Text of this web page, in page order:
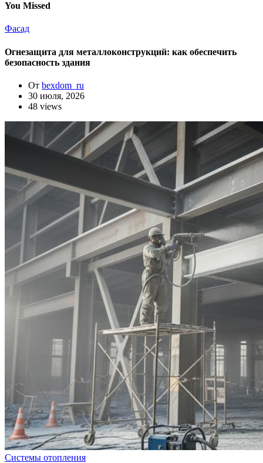
You Missed
Фасад
Огнезащита для металлоконструкций: как обеспечить
безопасность здания
От bexdom_ru
30 июля, 2026
48 views
Системы отопления